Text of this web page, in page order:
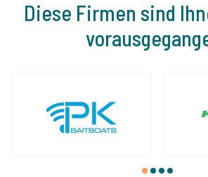
Diese Firmen sind
1 2 3 4